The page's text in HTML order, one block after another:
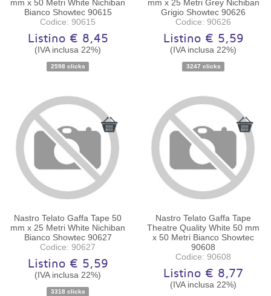
Disponibilità:Ordinabile
mm x 50 Metri White Nichiban
Bianco Showtec 90615
Codice: 90615
Listino € 8,45
(IVA inclusa 22%)
2598 clicks
Disponibilità:Ordinabile
mm x 25 Metri Grey Nichiban
Grigio Showtec 90626
Codice: 90626
Listino € 5,59
(IVA inclusa 22%)
3247 clicks
Disponibilità:Ordinabile
Nastro Telato Gaffa Tape 50
mm x 25 Metri White Nichiban
Bianco Showtec 90627
Codice: 90627
Listino € 5,59
(IVA inclusa 22%)
3318 clicks
Disponibilità:Ordinabile
Nastro Telato Gaffa Tape
Theatre Quality White 50 mm
x 50 Metri Bianco Showtec
90608
Codice: 90608
Listino € 8,77
(IVA inclusa 22%)